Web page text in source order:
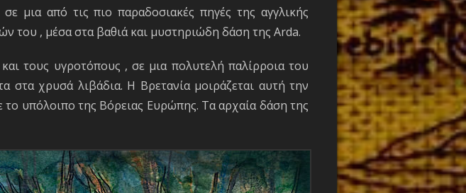
μια από τις πιο παραδοσιακές πηγές της αγγλικής
του , μέσα στα βαθιά και μυστηριώδη δάση της Arda.
τους υγροτόπους , σε μια πολυτελή παλίρροια του
στα χρυσά λιβάδια. Η Βρετανία μοιράζεται αυτή την
υπόλοιπο της Βόρειας Ευρώπης. Τα αρχαία δάση της